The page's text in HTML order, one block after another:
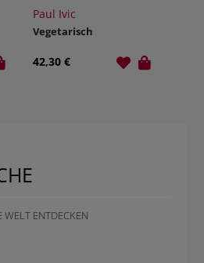
Paul Ivic
Vegetarisch
42,30 €
WELT ENTDECKEN